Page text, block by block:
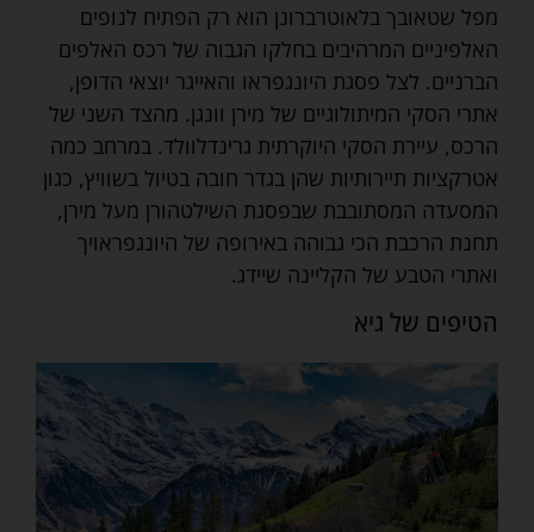
מפל שטאובך בלאוטרברונן הוא רק הפתיח לנופים
האלפיניים המרהיבים בחלקו הגבוה של רכס האלפים
הברניים. לצל פסגת היונגפראו והאייגר יוצאי הדופן,
אתרי הסקי המיתולוגיים של מירן וונגן. מהצד השני של
הרכס, עיירת הסקי היוקרתית גרינדלוולד. במרחב כמה
אטרקציות תיירותיות שהן בגדר חובה בטיול בשוויץ, כגון
המסעדה המסתובבת שבפסגת השילטהורן מעל מירן,
תחנת הרכבת הכי גבוהה באירופה של היונגפראויך
ואתרי הטבע של הקליינה שיידג.
הטיפים של גיא